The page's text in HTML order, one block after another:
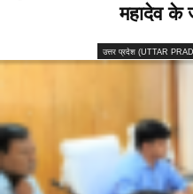
महादेव के
उत्तर प्रदेश (UTTAR